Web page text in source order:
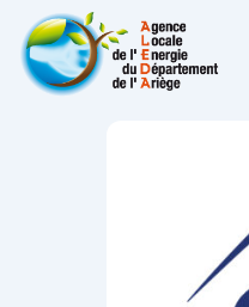
Aller
contenu